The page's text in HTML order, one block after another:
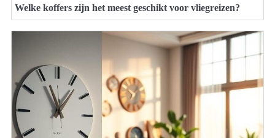
Welke koffers zijn het meest geschikt voor vliegreizen?